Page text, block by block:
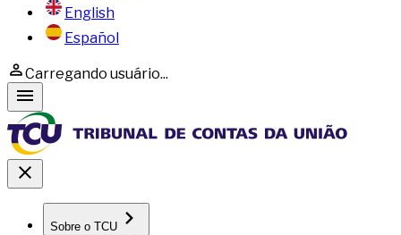
English
Español
Carregando usuário...
Sobre o TCU